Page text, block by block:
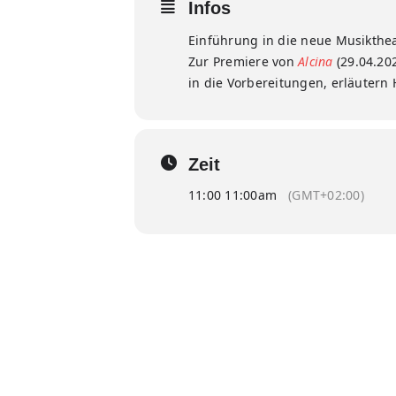
Infos
Einführung in die neue
Zur Premiere vonAlcina
in die Vorbereitungen, erläutern
Zeit
11:00 11:00am (GMT+02:00)